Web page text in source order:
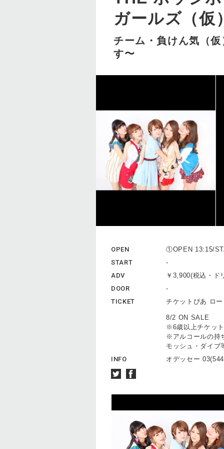
ガールズ（仮
チーム・負けん気（
す〜
OPEN
①OPEN 13:15/
START
-
ADV
￥3,900(税込・ド
DOOR
-
TICKET
チケットぴあ
8/2 ON SALE
※6歳以上チケッ
※アルコールの持
モッシュ・ダイブ
INFO
オデッセー